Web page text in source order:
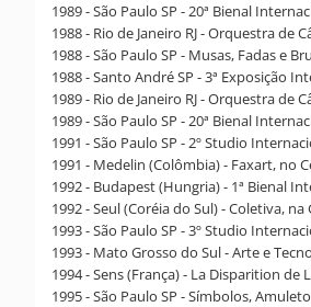
1989 - São Paulo SP - 20ª Bienal
1988 - Rio de Janeiro RJ - Orquestra de
1988 - São Paulo SP - Musas, Fadas e
1988 - Santo André SP - 3ª Exposição
1989 - Rio de Janeiro RJ - Orquestra de
1989 - São Paulo SP - 20ª Bienal
1991 - São Paulo SP - 2º Studio
1991 - Medelin (Colômbia) - Faxart, no
1992 - Budapest (Hungria) - 1ª Bienal
1992 - Seul (Coréia do Sul) - Coletiva, na
1993 - São Paulo SP - 3º Studio
1993 - Mato Grosso do Sul - Arte e
1994 - Sens (França) - La Disparition
1995 - São Paulo SP - Símbolos,